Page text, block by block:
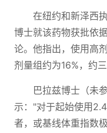
在纽约和新泽西
博士就该药物获批依
论。他指出，使用高
剂量组约为16%，约
巴拉兹博士（未
示："对于起始使用
者，或基线体重指数